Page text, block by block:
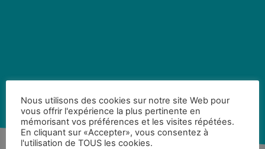
Nous utilisons des cookies sur notre site Web pour
vous offrir l'expérience la plus pertinente en
mémorisant vos préférences et les visites répétées.
En cliquant sur «Accepter», vous consentez à
l'utilisation de TOUS les cookies.